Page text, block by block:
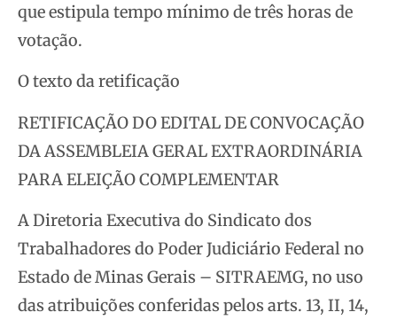
que estipula tempo mínimo de três horas de
votação.
O texto da retificação
RETIFICAÇÃO DO EDITAL DE CONVOCAÇÃO
DA ASSEMBLEIA GERAL EXTRAORDINÁRIA
PARA ELEIÇÃO COMPLEMENTAR
A Diretoria Executiva do Sindicato dos
Trabalhadores do Poder Judiciário Federal no
Estado de Minas Gerais – SITRAEMG, no uso
das atribuições conferidas pelos arts. 13, II, 14,